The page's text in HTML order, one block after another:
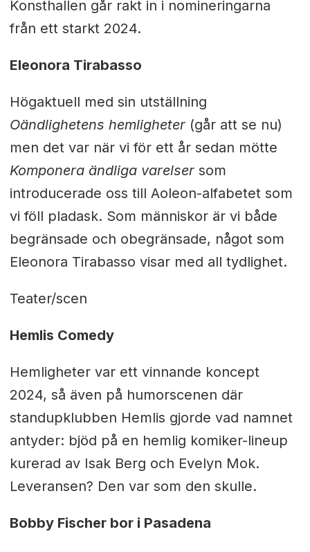
Konsthallen går rakt in i nomineringarna
från ett starkt 2024.
Eleonora Tirabasso
Högaktuell med sin utställning
Oändlighetens hemligheter (går att se nu)
men det var när vi för ett år sedan mötte
Komponera ändliga varelser som
introducerade oss till Aoleon-alfabetet som
vi föll pladask. Som människor är vi både
begränsade och obegränsade, något som
Eleonora Tirabasso visar med all tydlighet.
Teater/scen
Hemlis Comedy
Hemligheter var ett vinnande koncept
2024, så även på humorscenen där
standupklubben Hemlis gjorde vad namnet
antyder: bjöd på en hemlig komiker-lineup
kurerad av Isak Berg och Evelyn Mok.
Leveransen? Den var som den skulle.
Bobby Fischer bor i Pasadena